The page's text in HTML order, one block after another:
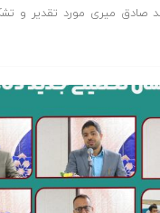
صادق میری مورد تقدیر و